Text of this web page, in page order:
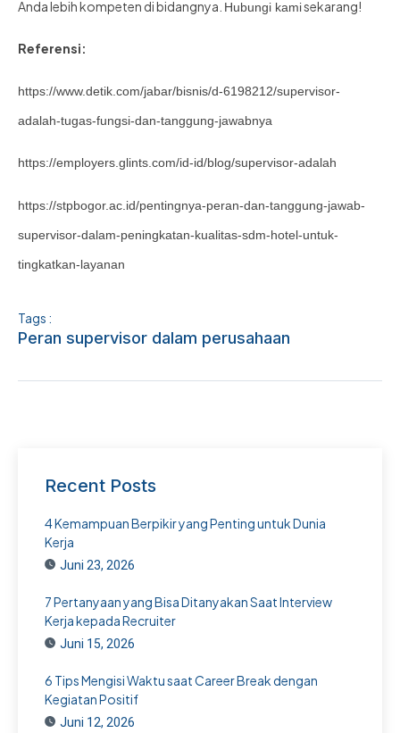
Anda lebih kompeten di bidangnya. Hubungi kamisekarang!
Referensi:
https://www.detik.com/jabar/bisnis/d-6198212/supervisor-
adalah-tugas-fungsi-dan-tanggung-jawabnya
https://employers.glints.com/id-id/blog/supervisor-adalah
https://stpbogor.ac.id/pentingnya-peran-dan-tanggung-jawab-
supervisor-dalam-peningkatan-kualitas-sdm-hotel-untuk-
tingkatkan-layanan
Tags :
Peran supervisor dalam perusahaan
Recent Posts
4 Kemampuan Berpikir yang Penting untuk Dunia
Kerja
Juni 23, 2026
7 Pertanyaan yang Bisa Ditanyakan Saat Interview
Kerja kepada Recruiter
Juni 15, 2026
6 Tips Mengisi Waktu saat Career Break dengan
Kegiatan Positif
Juni 12, 2026